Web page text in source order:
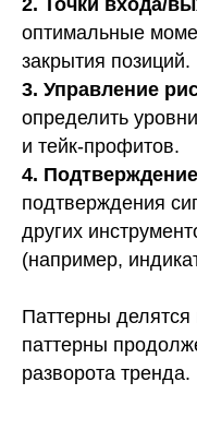
2. Точки входа/
оптимальные
закрытия позиций.
3. Управление
определить
и тейк-профитов.
4.
подтверждения
других
(например,
Паттерны делятся
паттерны
разворота тренда.